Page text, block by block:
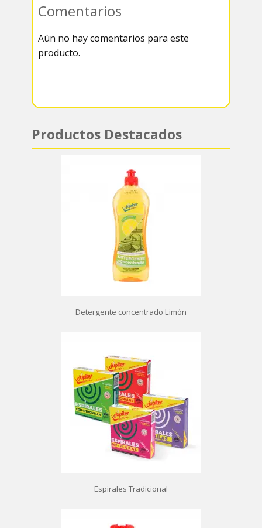
k
rr
a
m
s
A
p
Comentarios
Aún no hay comentarios para este
producto.
Productos Destacados
Detergente concentrado Limón
Espirales Tradicional